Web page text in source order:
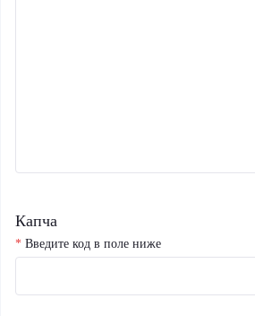
Капча
* Введите код в поле ниже